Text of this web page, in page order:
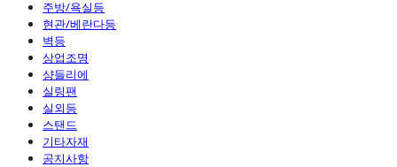
주방/욕실등
현관/베란다등
벽등
상업조명
샹들리에
실링팬
실외등
스탠드
기타자재
공지사항